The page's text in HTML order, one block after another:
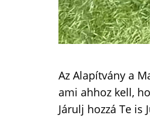
Az Alapítvány a
ami ahhoz kell,
Járulj hozzá Te